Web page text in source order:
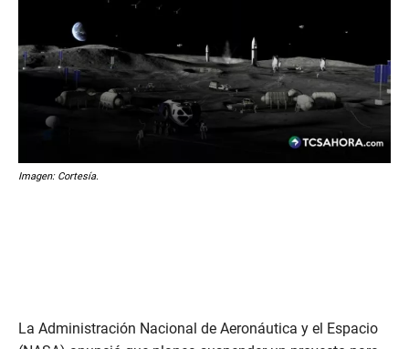
Imagen: Cortesía.
La Administración Nacional de Aeronáutica y el Espacio